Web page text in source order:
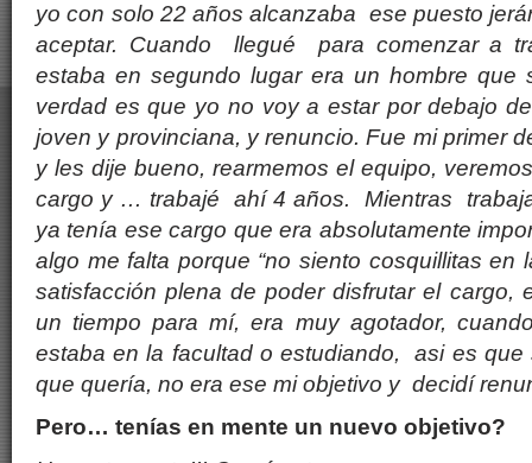
yo con solo 22 años alcanzaba ese puesto
aceptar. Cuando llegué para comenzar a
estaba en segundo lugar era un hombre que
verdad es que yo no voy a estar por debajo
joven y provinciana, y renuncio. Fue mi primer
y les dije bueno, rearmemos el equipo,
cargo y … trabajé ahí 4 años. Mientras
ya tenía ese cargo que era absolutamente
algo me falta porque “no siento cosquillitas en
satisfacción plena de poder disfrutar el cargo,
un tiempo para mí, era muy agotador,
estaba en la facultad o estudiando, asi es
que quería, no era ese mi objetivo y decidí
Pero… tenías en mente un nuevo objetivo?